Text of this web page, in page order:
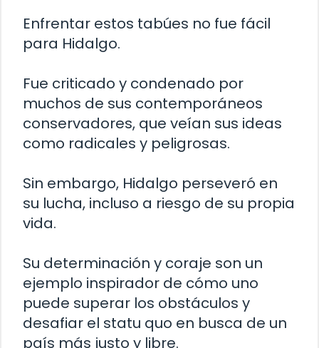
Enfrentar estos tabúes no fue fácil
para Hidalgo.
Fue criticado y condenado por
muchos de sus contemporáneos
conservadores, que veían sus ideas
como radicales y peligrosas.
Sin embargo, Hidalgo perseveró en
su lucha, incluso a riesgo de su propia
vida.
Su determinación y coraje son un
ejemplo inspirador de cómo uno
puede superar los obstáculos y
desafiar el statu quo en busca de un
país más justo y libre.